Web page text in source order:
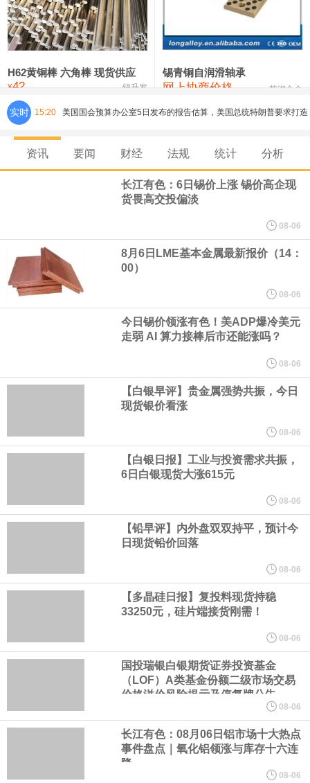
铸造铝合金锭(ZLD104) 24,100—24,300 24,200
压铸锌合金锭 26,250—26,450
氯化镍 38,300—40,300 39,300 0
H62黄铜棒 六角棒 现货供应
¥42 锦升发
锡青铜自润滑轴承
网上协商价格 芜湖合金
实时 15:20 美国国会预算办公室5日发布的报告估算，美国总统特朗普要求打造
的海军全新核动力“黄金舰队”可能需要在今后数十年间支出约2750
亿美元。其中，首艘“特朗普级”战列舰“无畏”号预估造价比原来至少
芝加哥期权交易所全球市场公司（CBOE GLOBAL MARKETS
INC）：CBOE 欧洲清算所将于 8 月 24 日起，将证券融资交易清算
业务拓展至固定收益品类。
全球科技股波动性的加剧。 日本市场中，软银股价收盘下跌4.4%，
芯片设备制造商东京电子股价下跌近6%，日本存储芯片制造商铠侠
股价下跌超过10%。
WPP股价料创1992年以来最大单日涨幅，上涨25%至11个月高位。
谷歌规划的印度数据中心枢纽建设工作正在如火如荼推进，项目所
在地上方的山坡已经被开挖，露出赤红土层，并修出层层台地。但
环保人士的反对声浪持续高涨，给这家美国科技巨头总规模 150 亿
欧股开盘涨跌不一，德国DAX指数跌0.29%，英国富时100指数涨
0.08%，法国CAC40指数涨0.03%，欧洲斯托克50指数跌0.15%，
意大利富时MIB指数跌0.18%。
资讯 要闻 财经 法规 统计 分析
长江有色：6日锡价上涨 锡价高企现
货畏高交投偏淡
08-06
8月6日LME基本金属最新报价（14：
00）
08-06
今日锡价领涨有色！美ADP爆冷美元
走弱 AI 算力接棒后市还能涨吗？
08-06
【白银早评】贵金属强势共振，今日
现货银价看涨
08-06
【白银日报】工业与投资需求共振，
6日白银现货大涨615元
08-06
【铅早评】内外盘双双持平，预计今
日现货铅价回落
08-06
【多晶硅日报】复投料现货持稳
33250元，硅片端接货刚需！
08-06
国投瑞银白银期货证券投资基金
（LOF）A类基金份额二级市场交易
价格溢价风险提示及停复牌公告
08-06
长江有色：08月06日铝市场十大热点
事件盘点｜氧化铝领涨与库存十六连
降
08-06